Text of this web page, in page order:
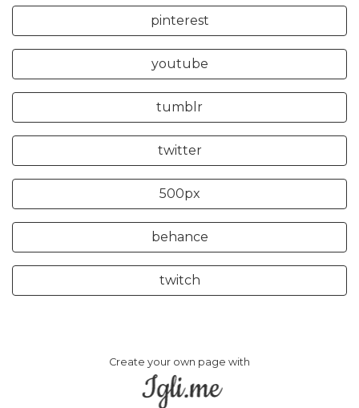
pinterest
youtube
tumblr
twitter
500px
behance
twitch
Create your own page with